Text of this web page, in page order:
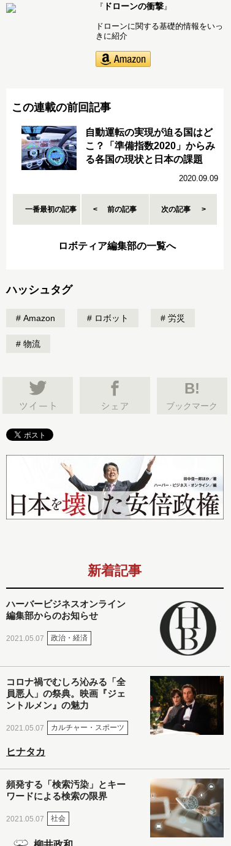
『 ドローンの衝撃 』
ドローンに関する基礎的情報をいっ
きに紹介
この連載の前回記事
自動運転の実現が迫る国はど
こ？「準備指数2020」からみ
る各国の現状と日本の課題
2020.09.09
一番最初の記事 前の記事 次の記事
ロボティア編集部の一覧へ
ハッシュタグ
Amazon ロボット 労災
物流
B!
ブックマーク
新着記事
ハーバービジネスオンライン
編集部からのお知らせ
2021.05.07 政治・経済
コロナ禍でむしろ沁みる「全
員悪人」の祭典。映画『ジェ
ントルメン』の魅力
2021.05.07 カルチャー・スポーツ
ヒナタカ
頻発する「検索汚染」とキー
ワードによる検索の限界
2021.05.07 社会